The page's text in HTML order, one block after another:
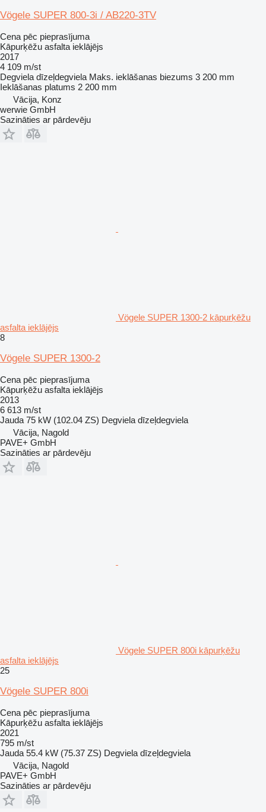
Vögele SUPER 800-3i / AB220-3TV
Cena pēc pieprasījuma
Kāpurķēžu asfalta ieklājējs
2017
4 109 m/st
Degviela dīzeļdegviela Maks. ieklāšanas biezums 3 200 mm
Ieklāšanas platums 2 200 mm
Vācija, Konz
werwie GmbH
Sazināties ar pārdevēju
Vögele SUPER 1300-2 kāpurķēžu
asfalta ieklājējs
8
Vögele SUPER 1300-2
Cena pēc pieprasījuma
Kāpurķēžu asfalta ieklājējs
2013
6 613 m/st
Jauda 75 kW (102.04 ZS) Degviela dīzeļdegviela
Vācija, Nagold
PAVE+ GmbH
Sazināties ar pārdevēju
Vögele SUPER 800i kāpurķēžu
asfalta ieklājējs
25
Vögele SUPER 800i
Cena pēc pieprasījuma
Kāpurķēžu asfalta ieklājējs
2021
795 m/st
Jauda 55.4 kW (75.37 ZS) Degviela dīzeļdegviela
Vācija, Nagold
PAVE+ GmbH
Sazināties ar pārdevēju